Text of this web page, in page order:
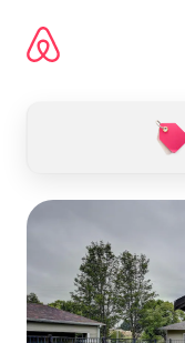
바로가기